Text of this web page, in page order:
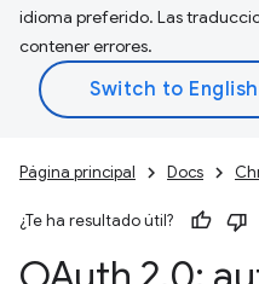
idioma preferido. Las
contener errores.
Página principal Docs
¿Te ha resultado útil?